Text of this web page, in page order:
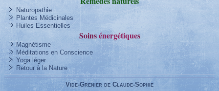
Naturopathie
Plantes Médicinales
Huiles Essentielles
Soinsénergétiques
Magnétisme
Méditations en Conscience
Yoga léger
Retour à la Nature
Vide-Grenier de Claude-Sophie